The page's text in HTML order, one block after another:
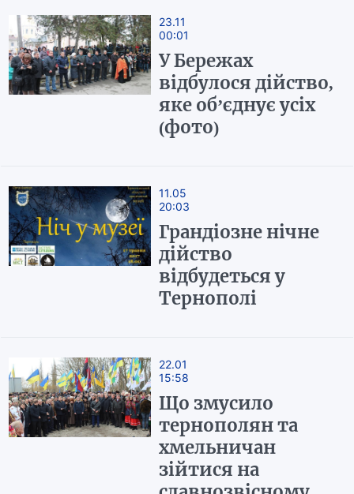
23.11
00:01
У Бережах
відбулося дійство,
яке об’єднує усіх
(фото)
11.05
20:03
Грандіозне нічне
дійство
відбудеться у
Тернополі
22.01
15:58
Що змусило
тернополян та
хмельничан
зійтися на